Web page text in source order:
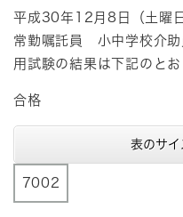
平成30年12月8日（土曜
常勤嘱託員 小中学校介
用試験の結果は下記のとお
合格
表のサイ
7002